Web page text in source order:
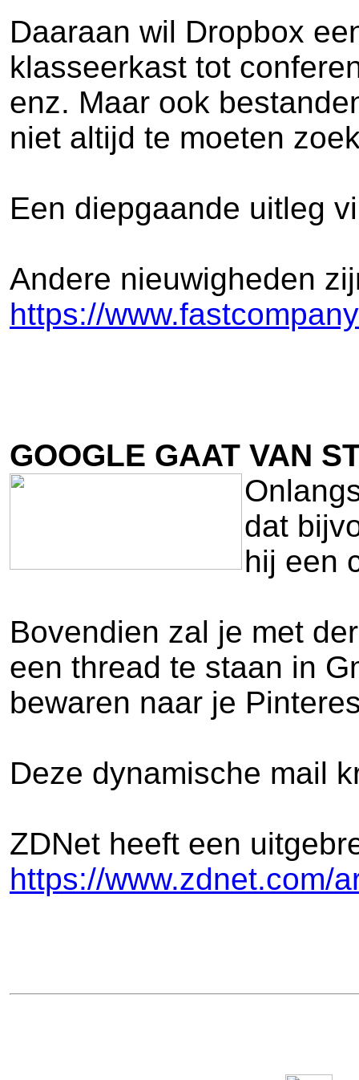
Daaraan wil Dropbox
klasseerkast tot
enz. Maar ook
niet altijd te moeten
Een diepgaande uitleg
Andere nieuwigheden
https://
GOOGLE GAAT VAN
dat
hij een
Bovendien zal je met
een thread te staan in
bewaren naar je
Deze dynamische mail
ZDNet heeft een
https://www.zdnet.com/